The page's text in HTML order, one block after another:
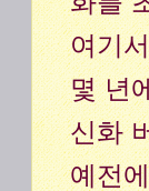
여기
몇 년
신화
예전